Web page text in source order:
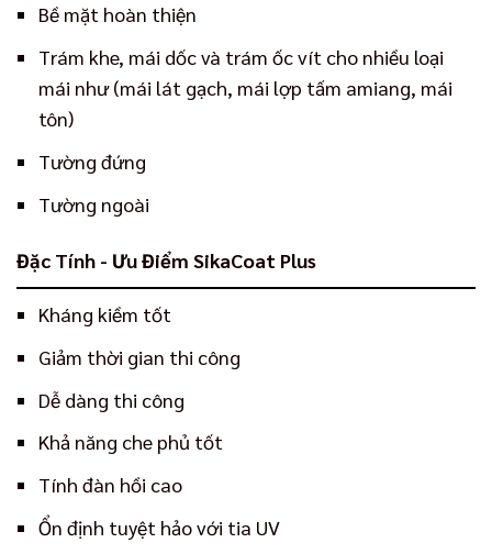
Bề mặt hoàn thiện
Trám khe, mái dốc và trám ốc vít cho nhiều loại
mái như (mái lát gạch, mái lợp tấm amiang, mái
tôn)
Tường đứng
Tường ngoài
Đặc Tính - Ưu Điểm SikaCoat Plus
Kháng kiềm tốt
Giảm thời gian thi công
Dễ dàng thi công
Khả năng che phủ tốt
Tính đàn hồi cao
Ổn định tuyệt hảo với tia UV